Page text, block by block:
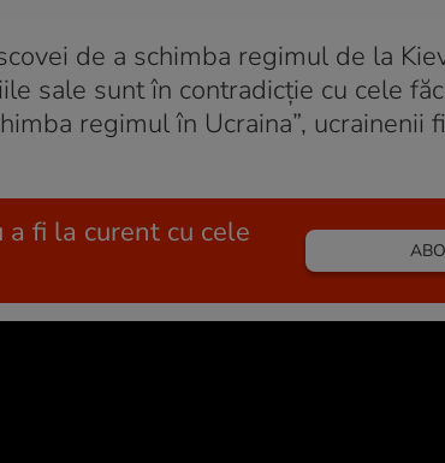
de a schimba regimul de la
sale sunt în contradicție cu cele
regimul în Ucraina”, ucrainenii
a fi la curent cu cele